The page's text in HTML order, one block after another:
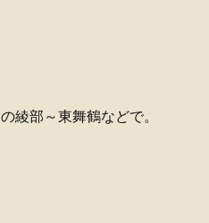
綾部～東舞鶴などで。